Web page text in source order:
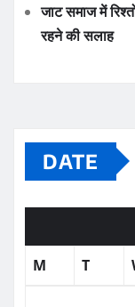
जाट समाज में
रहने की सलाह
DATE
M
T